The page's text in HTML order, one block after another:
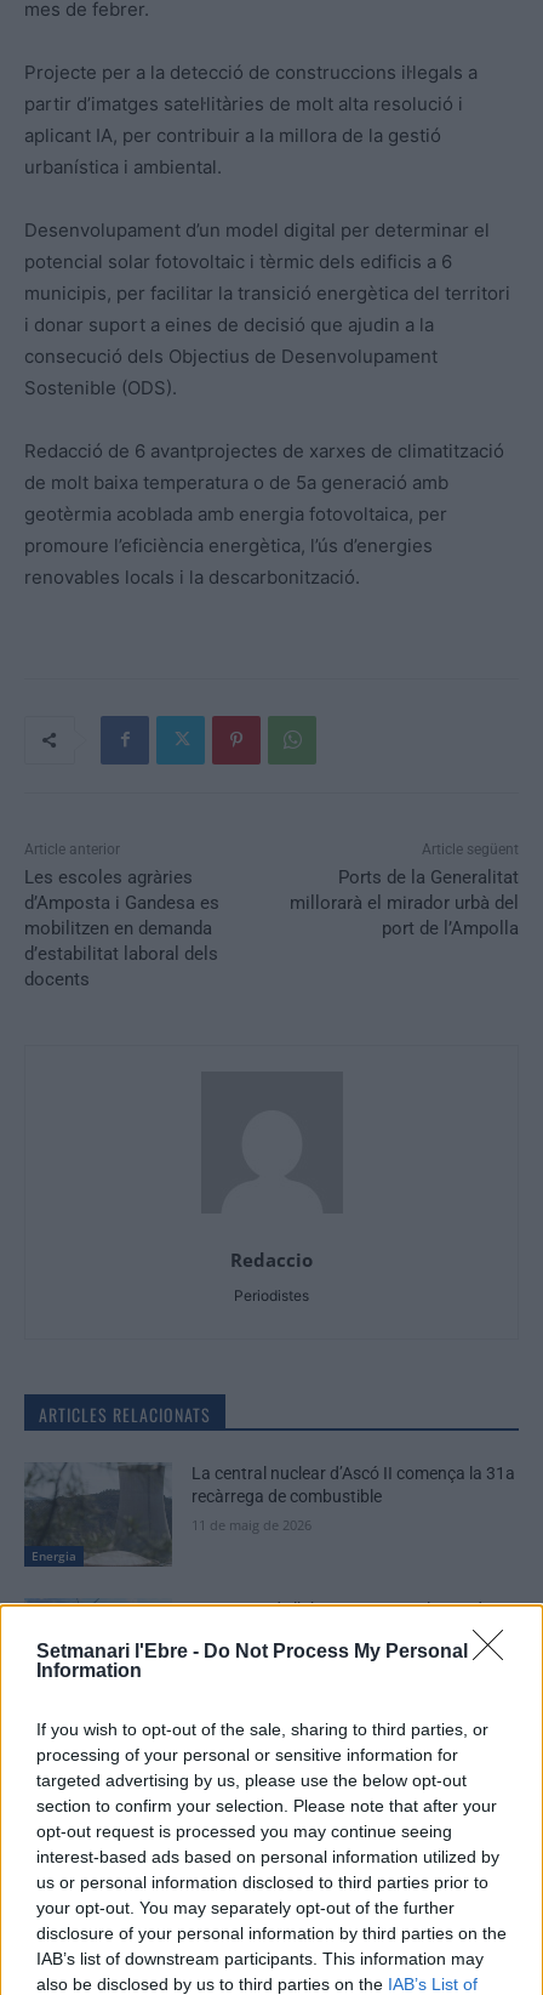
Setmanari l'Ebre - Do Not Process My Personal
Information
If you wish to opt-out of the sale, sharing to third parties, or
processing of your personal or sensitive information for
targeted advertising by us, please use the below opt-out
section to confirm your selection. Please note that after your
opt-out request is processed you may continue seeing
interest-based ads based on personal information utilized by
us or personal information disclosed to third parties prior to
your opt-out. You may separately opt-out of the further
disclosure of your personal information by third parties on the
IAB’s list of downstream participants. This information may
also be disclosed by us to third parties on the IAB’s List of
mes de febrer.
Projecte per a la detecció de construccions il·legals a
partir d’imatges satel·litàries de molt alta resolució i
aplicant IA, per contribuir a la millora de la gestió
urbanística i ambiental.
Desenvolupament d’un model digital per determinar el
potencial solar fotovoltaic i tèrmic dels edificis a 6
municipis, per facilitar la transició energètica del territori
i donar suport a eines de decisió que ajudin a la
consecució dels Objectius de Desenvolupament
Sostenible (ODS).
Redacció de 6 avantprojectes de xarxes de climatització
de molt baixa temperatura o de 5a generació amb
geotèrmia acoblada amb energia fotovoltaica, per
promoure l’eficiència energètica, l’ús d’energies
renovables locals i la descarbonització.
Article anterior
Les escoles agràries
d’Amposta i Gandesa es
mobilitzen en demanda
d’estabilitat laboral dels
docents
Article següent
Ports de la Generalitat
millorarà el mirador urbà del
port de l’Ampolla
Redaccio
Periodistes
ARTICLES RELACIONATS
Energia
La central nuclear d’Ascó II comença la 31a
recàrrega de combustible
11 de maig de 2026
Les Terres de l’Ebre aportaran el 13 % de
11 de maig de 2026
Energia
Catalunya va fer 152 inspeccions a
instal·lacions radioactives l’any passat
8 de maig de 2026
DEIXA UNA RESPOSTA